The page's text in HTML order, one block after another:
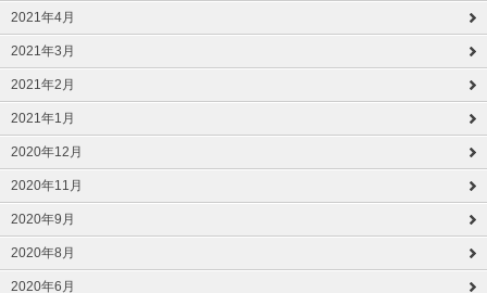
2021年4月
2021年3月
2021年2月
2021年1月
2020年12月
2020年11月
2020年9月
2020年8月
2020年6月